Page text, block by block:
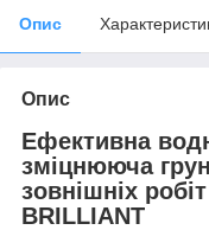
Опис
Опис
Ефективна
зміцнююча
зовнішніх
BRILLIANT